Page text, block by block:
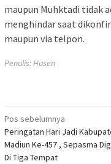
maupun Muhktadi tidak
menghindar saat
maupun via telpon.
Penulis: Husen
Navigasi
pos
Pos sebelumnya
Peringatan Hari Jadi
Madiun Ke-457 , Sepasma
Di Tiga Tempat